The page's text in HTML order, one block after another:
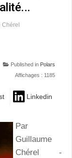
Published in Polars
Affichages : 1185
Linkedin
Par
Guillaume
Chérel -